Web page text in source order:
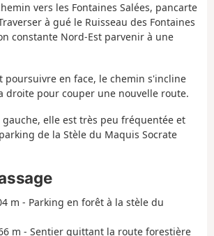
vers les Fontaines Salées, pancarte
à gué le Ruisseau des Fontaines
constante Nord-Est parvenir à une
poursuivre en face, le chemin s'incline
droite pour couper une nouvelle route.
gauche, elle est très peu fréquentée et
de la Stèle du Maquis Socrate
m - Parking en forêt à la stèle du
m - Sentier quittant la route forestière